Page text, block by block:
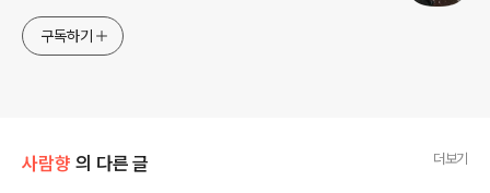
구독하기
사람향 의 다른 글 더보기